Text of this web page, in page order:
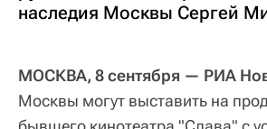
наследия Москвы Сергей
МОСКВА, 8 сентября — РИА
Москвы могут выставить на